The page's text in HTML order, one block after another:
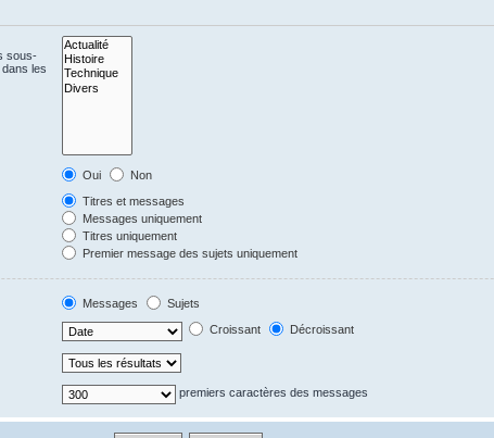
sous-
les
Oui
Non
Titres et messages
Messages uniquement
Titres uniquement
Premier message des sujets uniquement
Messages
Sujets
Croissant Décroissant
premiers caractères des messages